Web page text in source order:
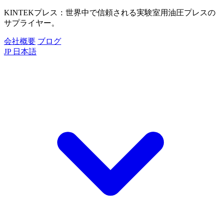
KINTEKプレス：世界中で信頼される実験室用油圧プレスの
サプライヤー。
会社概要 ブログ
JP 日本語